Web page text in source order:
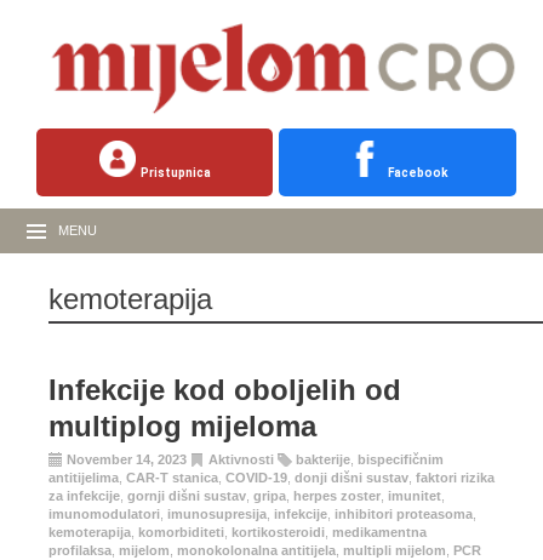
Pristupnica Facebook
MENU
kemoterapija
Infekcije kod oboljelih od
multiplog mijeloma
November 14, 2023 Aktivnosti bakterije bispecifičnim
antitijelima CAR-T stanica COVID-19 donji dišni sustav faktori rizika
za infekcije gornji dišni sustav gripa herpes zoster imunitet
imunomodulatori imunosupresija infekcije inhibitori proteasoma
kemoterapija komorbiditeti kortikosteroidi medikamentna
profilaksa mijelom monokolonalna antitijela multipli mijelom
PCR